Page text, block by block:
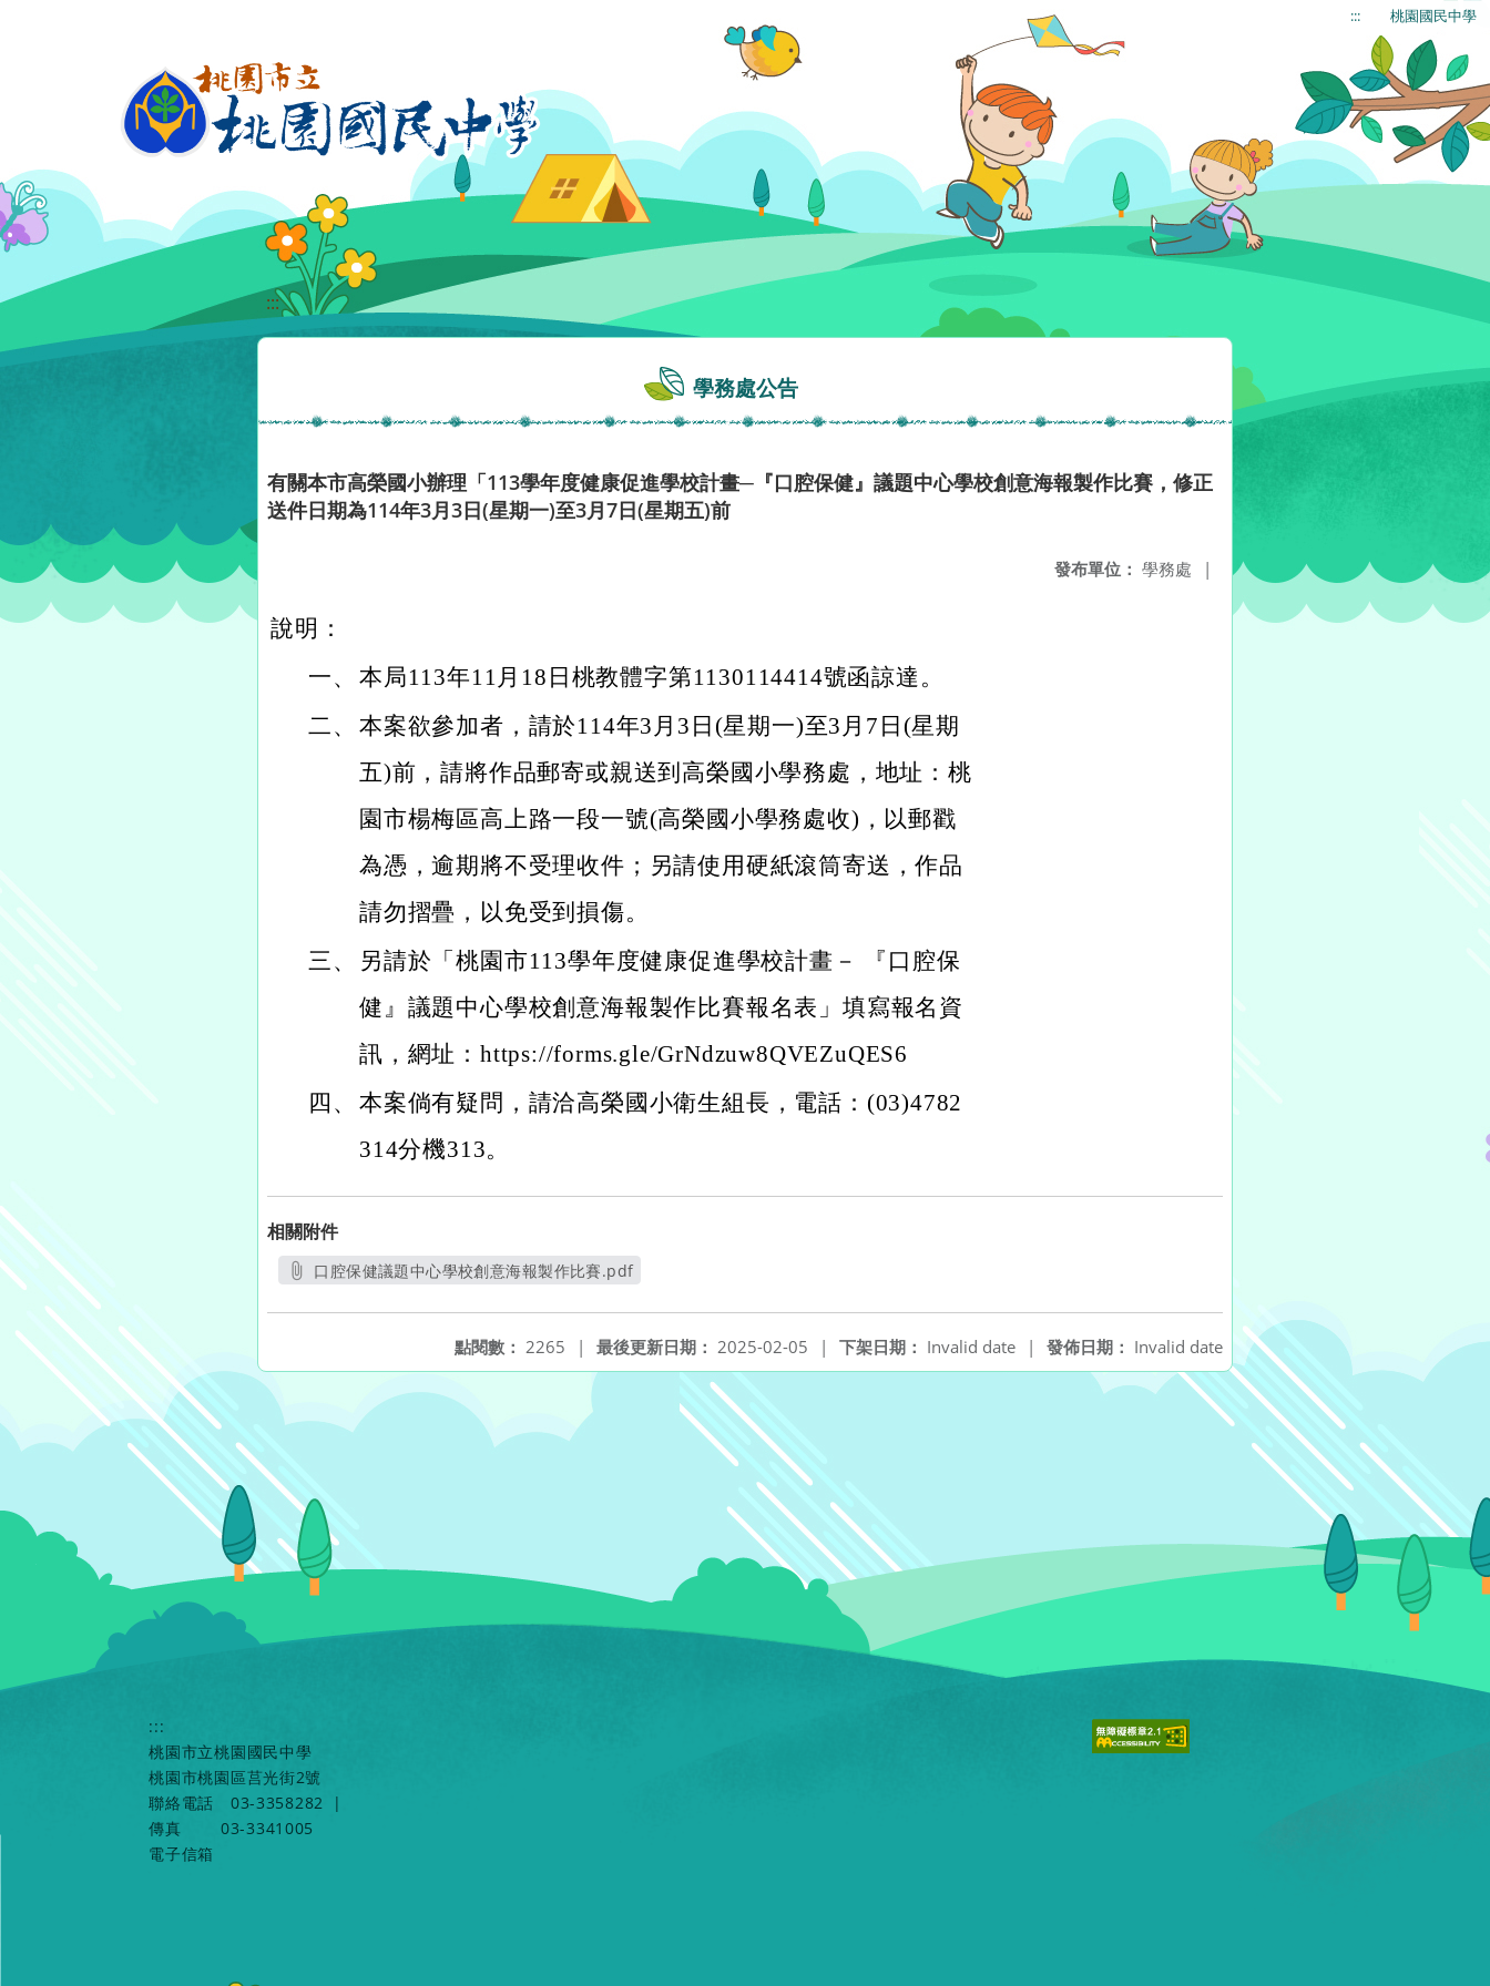
::: 桃園國民中學
:::
學務處公告
有關本市高榮國小辦理「113學年度健康促進學校計畫─『口腔保健』議題中心學校創意海報製作比賽，修正
送件日期為114年3月3日(星期一)至3月7日(星期五)前
發布單位： 學務處 |
說明：
一、 本局113年11月18日桃教體字第1130114414號函諒達。
二、 本案欲參加者，請於114年3月3日(星期一)至3月7日(星期
五)前，請將作品郵寄或親送到高榮國小學務處，地址：桃
園市楊梅區高上路一段一號(高榮國小學務處收)，以郵戳
為憑，逾期將不受理收件；另請使用硬紙滾筒寄送，作品
請勿摺疊，以免受到損傷。
三、
另請於「桃園市113學年度健康促進學校計畫－ 『口腔保
健』議題中心學校創意海報製作比賽報名表」填寫報名資
訊，網址：https://forms.gle/GrNdzuw8QVEZuQES6
四、 本案倘有疑問，請洽高榮國小衛生組長，電話：(03)4782
314分機313。
相關附件
口腔保健議題中心學校創意海報製作比賽.pdf
發佈日期： Invalid date
下架日期： Invalid date |
最後更新日期： 2025-02-05 |
點閱數： 2265 |
:::
桃園市立桃園國民中學
桃園市桃園區莒光街2號
聯絡電話
03-3358282
|
傳真
03-3341005
電子信箱